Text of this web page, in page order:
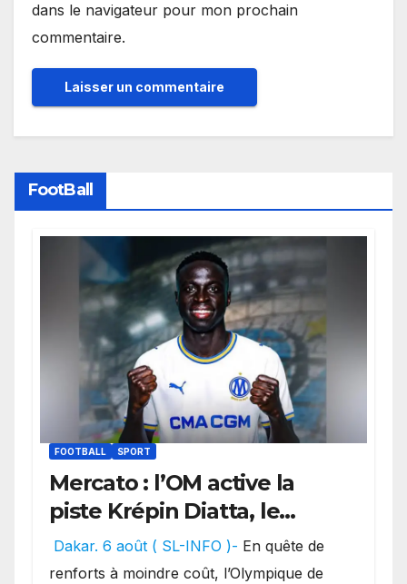
dans le navigateur pour mon prochain
commentaire.
FootBall
FOOTBALL SPORT
Mercato : l’OM active la
piste Krépin Diatta, le
Sénégalais pourrait bientôt
débarquer à Marseille.
Dakar. 6 août ( SL-INFO )- En quête de
renforts à moindre coût, l’Olympique de